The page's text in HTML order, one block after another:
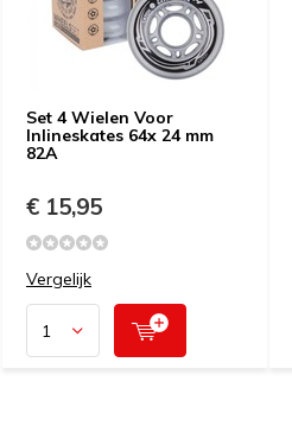
Set 4 Wielen Voor
Inlineskates 64x 24 mm
82A
€ 15,95
Vergelijk